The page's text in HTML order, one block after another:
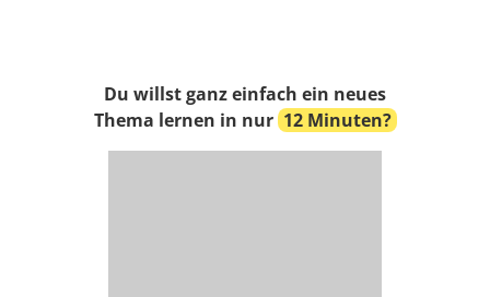
Du willst ganz einfach ein neues
Thema lernen in nur 12 Minuten?